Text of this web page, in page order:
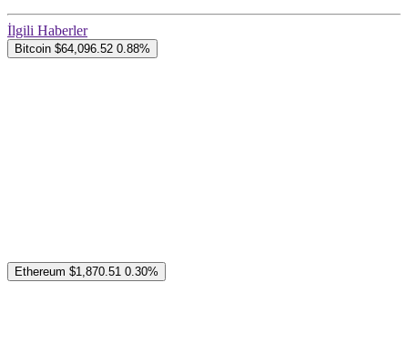
İlgili Haberler
Bitcoin $64,096.52 0.88%
Ethereum $1,870.51 0.30%